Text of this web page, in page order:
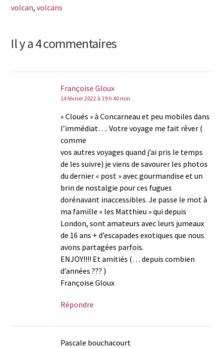
volcan,volcans
Il y a 4 commentaires
Françoise Gloux
14 février 2022 à 19 h 40 min
« Cloués » à Concarneau et peu mobiles dans
l’immédiat…. Votre voyage me fait rêver (
comme
vos autres voyages quand j’ai pris le temps
de les suivre) je viens de savourer les photos
du dernier « post » avec gourmandise et un
brin de nostalgie pour ces fugues
dorénavant inaccessibles. Je passe le mot à
ma famille « les Matthieu » qui depuis
London, sont amateurs avec leurs jumeaux
de 16 ans + d’escapades exotiques que nous
avons partagées parfois.
ENJOY!!!! Et amitiés (… depuis combien
d’années ??? )
Françoise Gloux
Répondre
Pascale bouchacourt